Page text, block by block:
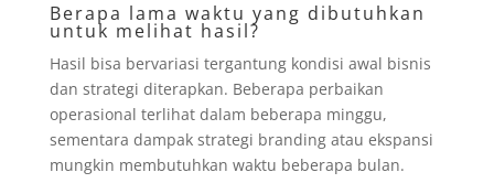
Berapa lama waktu yang dibutuhkan
untuk melihat hasil?
Hasil bisa bervariasi tergantung kondisi awal bisnis
dan strategi diterapkan. Beberapa perbaikan
operasional terlihat dalam beberapa minggu,
sementara dampak strategi branding atau ekspansi
mungkin membutuhkan waktu beberapa bulan.